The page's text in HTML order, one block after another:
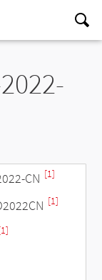
CN [1]
[1]